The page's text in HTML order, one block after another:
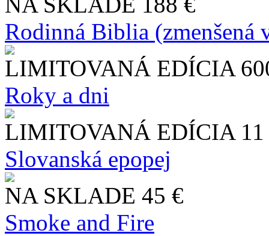
Rodinná Biblia (zmenšená
LIMITOVANÁ EDÍCIA
Roky a dni
LIMITOVANÁ EDÍCIA
Slo​vanská epopej
NA SKLADE 45 €
Smoke and Fire